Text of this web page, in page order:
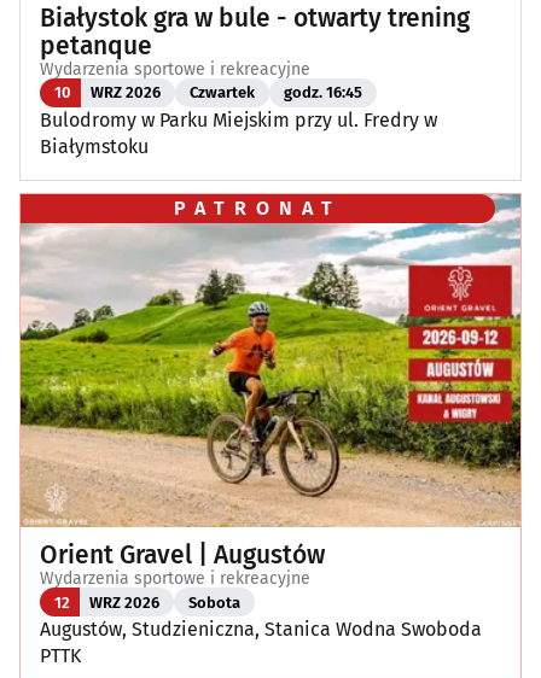
Białystok gra w bule - otwarty trening
petanque
Wydarzenia sportowe i rekreacyjne
10 WRZ 2026 Czwartek godz. 16:45
Bulodromy w Parku Miejskim przy ul. Fredry w
Białymstoku
PATRONAT
Orient Gravel | Augustów
Wydarzenia sportowe i rekreacyjne
12 WRZ 2026 Sobota
Augustów, Studzieniczna, Stanica Wodna Swoboda
PTTK